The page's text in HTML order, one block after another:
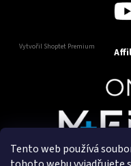
Tento web používá
Vytvořil Shoptet Premium
Copyright 2025